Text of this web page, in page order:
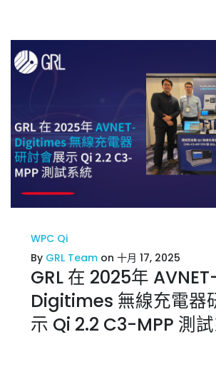
WPC Qi
By GRL Team on 十月 17, 2025
GRL 在 2025年
Digitimes 無線充電器
示 Qi 2.2 C3-MPP 測